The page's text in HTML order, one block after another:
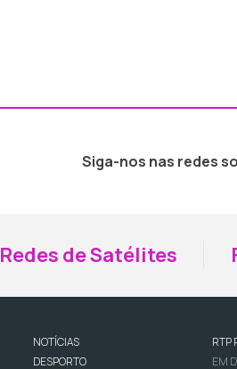
Siga-nos nas redes
Redes de Satélites
NOTÍCIAS
DESPORTO
RTP
EM